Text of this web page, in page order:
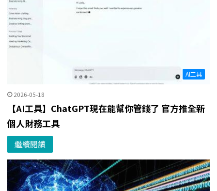
AI工具
2026-05-18
【AI工具】ChatGPT現在能幫你管錢了 官方推全新
個人財務工具
繼續閱讀